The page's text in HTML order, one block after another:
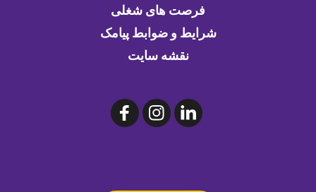
فرصت های شغلی
شرایط و ضوابط پیامک
نقشه سایت